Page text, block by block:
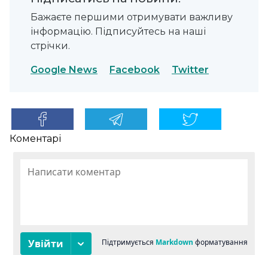
Бажаєте першими отримувати важливу
інформацію. Підписуйтесь на наші
стрічки.
Google News Facebook Twitter
Коментарі